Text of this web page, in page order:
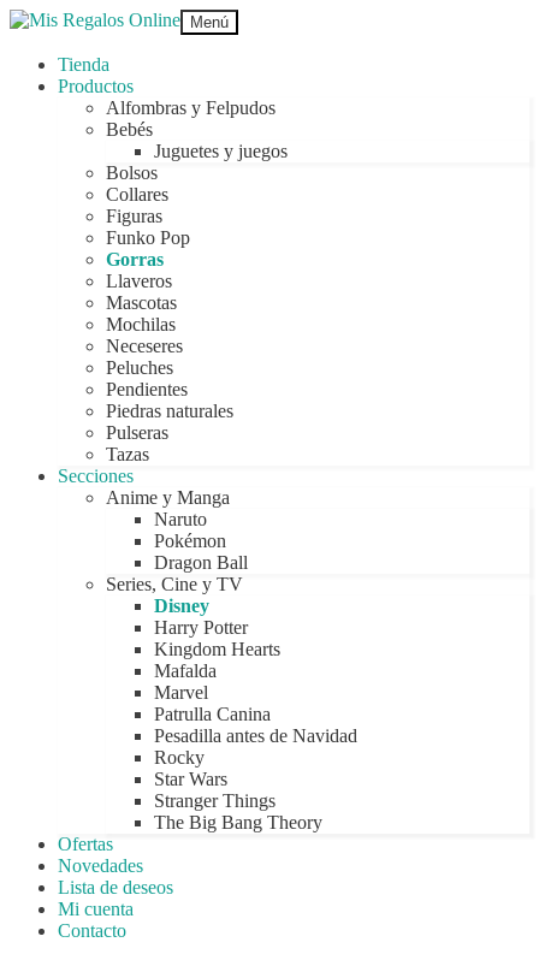
Ir
navegación
Ir
contenido
Menú
Tienda
Productos
Alfombras y Felpudos
Bebés
Juguetes y juegos
Bolsos
Collares
Figuras
Funko Pop
Gorras
Llaveros
Mascotas
Mochilas
Neceseres
Peluches
Pendientes
Piedras naturales
Pulseras
Tazas
Secciones
Anime y Manga
Naruto
Pokémon
Dragon Ball
Series, Cine y TV
Disney
Harry Potter
Kingdom Hearts
Mafalda
Marvel
Patrulla Canina
Pesadilla antes de Navidad
Rocky
Star Wars
Stranger Things
The Big Bang Theory
Ofertas
Novedades
Lista de deseos
Mi cuenta
Contacto